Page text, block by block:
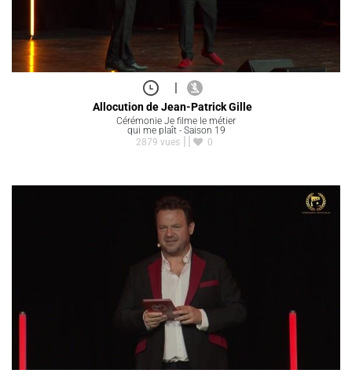
|
Allocution de Jean-Patrick Gille
Cérémonie Je filme le métier
qui me plaît - Saison 19
2879 vues
0